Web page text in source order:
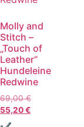
Molly and
Stitch –
„Touch of
Leather“
Hundeleine
Redwine
69,00€
55,20€